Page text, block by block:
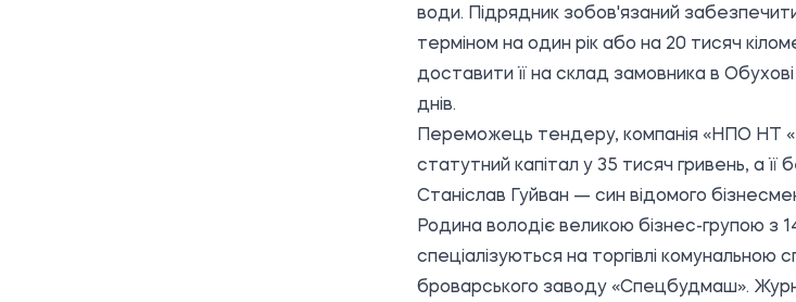
води. Підрядник зобов'язаний забезпечити
терміном на один рік або на 20 тисяч
доставити її на склад замовника в
днів.
Переможець тендеру, компанія «НПО НТ
статутний капітал у 35 тисяч гривень, а її
Станіслав Гуйван — син відомого
Родина володіє великою бізнес-групою з
спеціалізуються на торгівлі комунальною
броварського заводу «Спецбудмаш».